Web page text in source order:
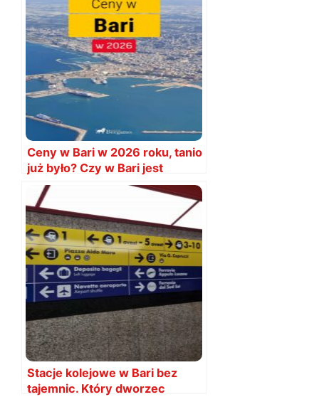
Ceny w Bari w 2026 roku, tanio
już było? Czy w Bari jest
drogo?
Stacje kolejowe w Bari bez
tajemnic. Który dworzec